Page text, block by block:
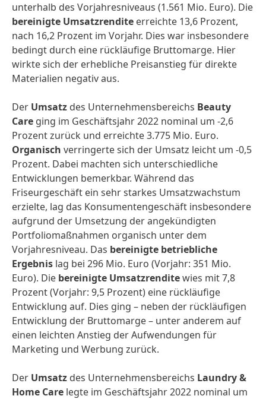
unterhalb des Vorjahresniveaus (1.561 Mio. Euro). Die
bereinigte Umsatzrendite erreichte 13,6 Prozent,
nach 16,2 Prozent im Vorjahr. Dies war insbesondere
bedingt durch eine rückläufige Bruttomarge. Hier
wirkte sich der erhebliche Preisanstieg für direkte
Materialien negativ aus.
Der Umsatz des Unternehmensbereichs Beauty
Care ging im Geschäftsjahr 2022 nominal um -2,6
Prozent zurück und erreichte 3.775 Mio. Euro.
Organisch verringerte sich der Umsatz leicht um -0,5
Prozent. Dabei machten sich unterschiedliche
Entwicklungen bemerkbar. Während das
Friseurgeschäft ein sehr starkes Umsatzwachstum
erzielte, lag das Konsumentengeschäft insbesondere
aufgrund der Umsetzung der angekündigten
Portfoliomaßnahmen organisch unter dem
Vorjahresniveau. Das bereinigte betriebliche
Ergebnis lag bei 296 Mio. Euro (Vorjahr: 351 Mio.
Euro). Die bereinigte Umsatzrenditewies mit 7,8
Prozent (Vorjahr: 9,5 Prozent) eine rückläufige
Entwicklung auf. Dies ging – neben der rückläufigen
Entwicklung der Bruttomarge – unter anderem auf
einen leichten Anstieg der Aufwendungen für
Marketing und Werbung zurück.
Der Umsatz des Unternehmensbereichs Laundry &
Home Care legte im Geschäftsjahr 2022 nominal um